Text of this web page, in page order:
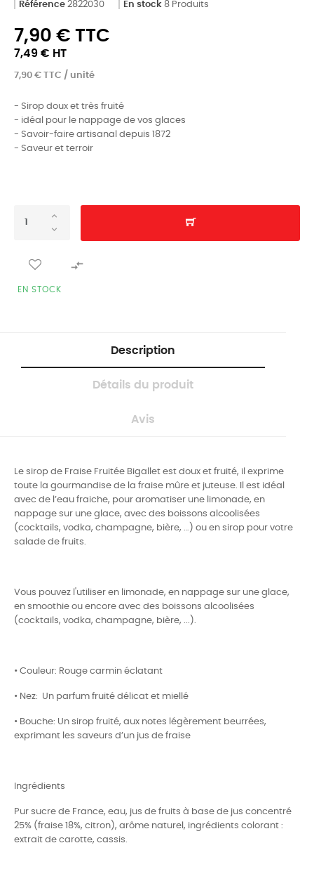
Référence 2822030 En stock 8 Produits
7,90 € TTC
7,49 € HT
7,90 € TTC / unité
- Sirop doux et très fruité
- idéal pour le nappage de vos glaces
- Savoir-faire artisanal depuis 1872
- Saveur et terroir

EN STOCK
Description
Détails du produit
Avis
Le sirop de Fraise Fruitée Bigallet est doux et fruité, il exprime
toute la gourmandise de la fraise mûre et juteuse. Il est idéal
avec de l’eau fraiche, pour aromatiser une limonade, en
nappage sur une glace, avec des boissons alcoolisées
(cocktails, vodka, champagne, bière, …) ou en sirop pour votre
salade de fruits.
Vous pouvez l'utiliser en limonade, en nappage sur une glace,
en smoothie ou encore avec des boissons alcoolisées
(cocktails, vodka, champagne, bière, ...).
• Couleur: Rouge carmin éclatant
• Nez: Un parfum fruité délicat et miellé
• Bouche: Un sirop fruité, aux notes légèrement beurrées,
exprimant les saveurs d’un jus de fraise
Ingrédients
Pur sucre de France, eau, jus de fruits à base de jus concentré
25% (fraise 18%, citron), arôme naturel, ingrédients colorant :
extrait de carotte, cassis.